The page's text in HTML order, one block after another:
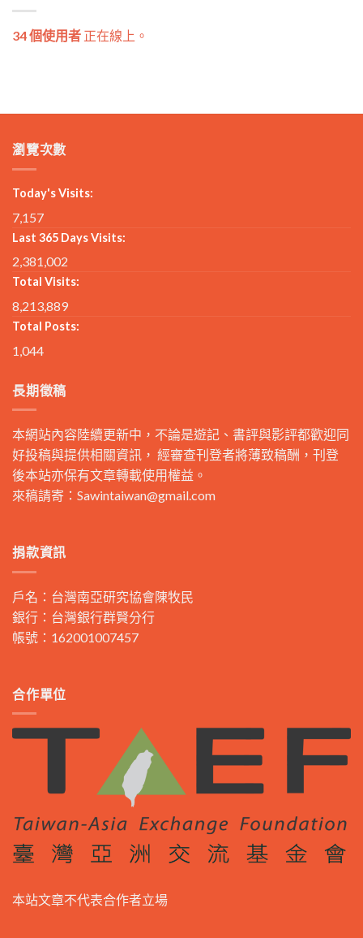
34 個使用者 正在線上。
瀏覽次數
Today's Visits:
7,157
Last 365 Days Visits:
2,381,002
Total Visits:
8,213,889
Total Posts:
1,044
長期徵稿
本網站內容陸續更新中，不論是遊記、書評與影評都歡迎同
好投稿與提供相關資訊， 經審查刊登者將薄致稿酬，刊登
後本站亦保有文章轉載使用權益。
來稿請寄： Sawintaiwan@gmail.com
捐款資訊
戶名：台灣南亞研究協會陳牧民
銀行：台灣銀行群賢分行
帳號：162001007457
合作單位
本站文章不代表合作者立場